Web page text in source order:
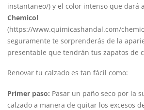
instantaneo/) y el color intenso que dará
Chemicol
(https://www.quimicashandal.com/
seguramente te sorprenderás de la
presentable que tendrán tus zapatos de
Renovar tu calzado es tan fácil como:
Primer paso: Pasar un paño seco por la
calzado a manera de quitar los excesos